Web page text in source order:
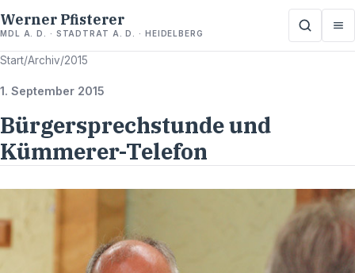
Werner Pfisterer
MDL A. D. · STADTRAT A. D. · HEIDELBERG
Start/Archiv/2015
1. September 2015
Bürgersprechstunde und
Kümmerer-Telefon